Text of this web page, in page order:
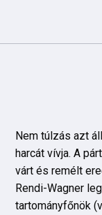
Nem túlzás azt
harcát vívja. A
várt és remélt
Rendi-Wagner
tartományfőnök